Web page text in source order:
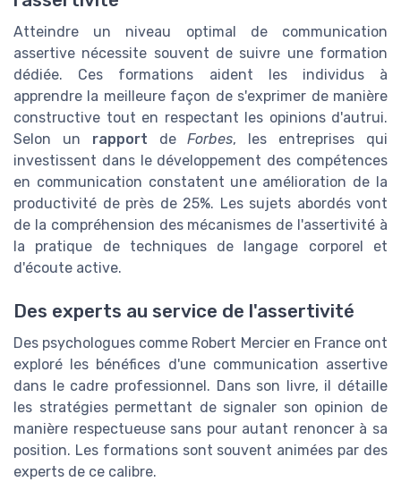
Atteindre un niveau optimal de communication
assertive nécessite souvent de suivre une formation
dédiée. Ces formations aident les individus à
apprendre la meilleure façon de s'exprimer de manière
constructive tout en respectant les opinions d'autrui.
Selon un rapport deForbes, les entreprises qui
investissent dans le développement des compétences
en communication constatent une amélioration de la
productivité de près de 25%. Les sujets abordés vont
de la compréhension des mécanismes de l'assertivité à
la pratique de techniques de langage corporel et
d'écoute active.
Des experts au service de l'assertivité
Des psychologues comme Robert Mercier en France ont
exploré les bénéfices d'une communication assertive
dans le cadre professionnel. Dans son livre, il détaille
les stratégies permettant de signaler son opinion de
manière respectueuse sans pour autant renoncer à sa
position. Les formations sont souvent animées par des
experts de ce calibre.